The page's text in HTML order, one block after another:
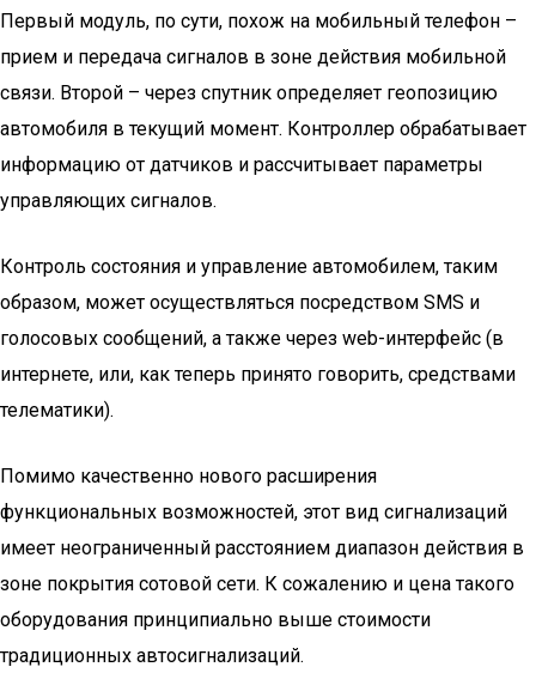
Первый модуль, по сути, похож на мобильный телефон –
прием и передача сигналов в зоне действия мобильной
связи. Второй – через спутник определяет геопозицию
автомобиля в текущий момент. Контроллер обрабатывает
информацию от датчиков и рассчитывает параметры
управляющих сигналов.
Контроль состояния и управление автомобилем, таким
образом, может осуществляться посредством SMS и
голосовых сообщений, а также через web-интерфейс (в
интернете, или, как теперь принято говорить, средствами
телематики).
Помимо качественно нового расширения
функциональных возможностей, этот вид сигнализаций
имеет неограниченный расстоянием диапазон действия в
зоне покрытия сотовой сети. К сожалению и цена такого
оборудования принципиально выше стоимости
традиционных автосигнализаций.